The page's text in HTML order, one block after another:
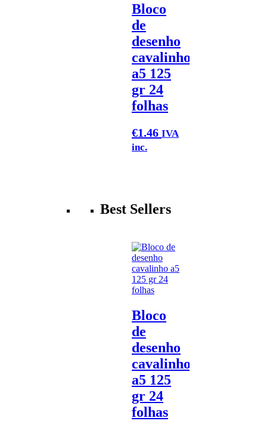
Bloco
de
desenho
cavalinho
a5 125
gr 24
folhas
€1.46 IVA
inc.
Best Sellers
Bloco
de
desenho
cavalinho
a5 125
gr 24
folhas